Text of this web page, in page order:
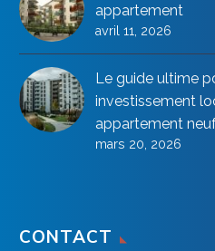
appartement
avril 11, 2026
Le guide ultime
investissement
appartement
mars 20, 2026
CONTACT